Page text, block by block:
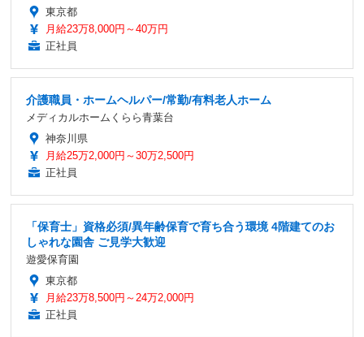
東京都
月給23万8,000円～40万円
正社員
介護職員・ホームヘルパー/常勤/有料老人ホーム
メディカルホームくらら青葉台
神奈川県
月給25万2,000円～30万2,500円
正社員
「保育士」資格必須/異年齢保育で育ち合う環境 4階建てのお
しゃれな園舎 ご見学大歓迎
遊愛保育園
東京都
月給23万8,500円～24万2,000円
正社員